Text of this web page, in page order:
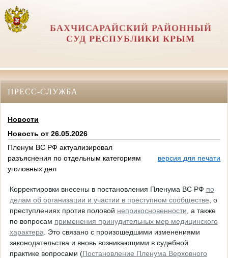
БАХЧИСАРАЙСКИЙ РАЙОННЫЙ
СУД РЕСПУБЛИКИ КРЫМ
ПРЕСС-СЛУЖБА
Новости
Новость от 26.05.2026
Пленум ВС РФ актуализировал
разъяснения по отдельным категориям
уголовных дел
версия для печати
Корректировки внесены в постановления Пленума ВС РФ по
делам об организации и участии в преступном сообществе , о
преступлениях против половой неприкосновенности , а также
по вопросам применения принудительных мер медицинского
характера . Это связано с произошедшими изменениями
законодательства и вновь возникающими в судебной
практике вопросами (Постановление Пленума Верховного